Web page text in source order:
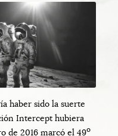
haber sido la suerte
Intercept hubiera
de 2016 marcó el 49o